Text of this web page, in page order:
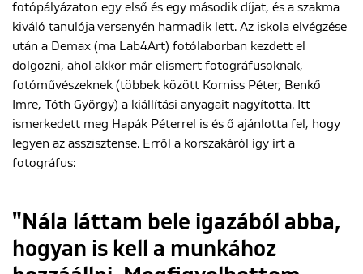
ENGLISH
fotópályázaton egy első és egy második díjat, és a szakma
kiváló tanulója versenyén harmadik lett. Az iskola elvégzése
után a Demax (ma Lab4Art) fotólaborban kezdett el
dolgozni, ahol akkor már elismert fotográfusoknak,
fotóművészeknek (többek között Korniss Péter, Benkő
Imre, Tóth György) a kiállítási anyagait nagyította. Itt
ismerkedett meg Hapák Péterrel is és ő ajánlotta fel, hogy
legyen az asszisztense. Erről a korszakáról így írt a
fotográfus:
"Nála láttam bele igazából abba,
hogyan is kell a munkához